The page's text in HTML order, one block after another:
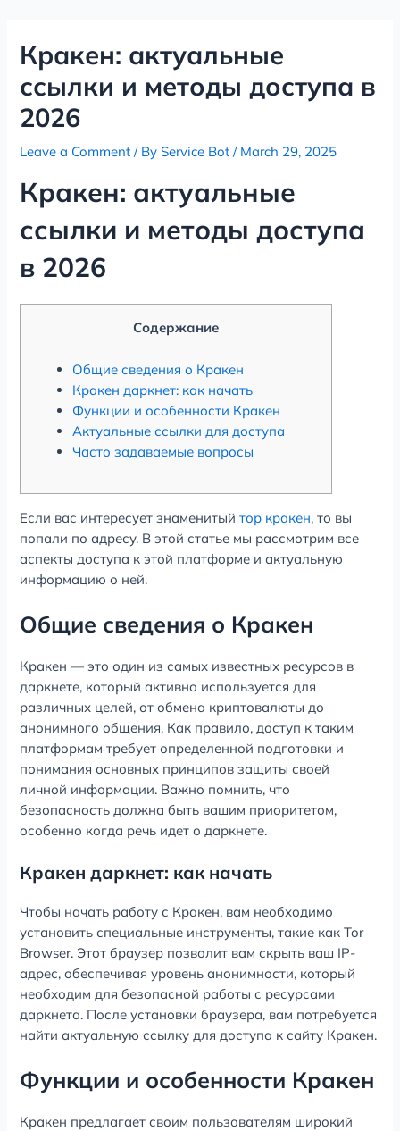
contentКракен: актуальные
ссылки и методы доступа в
2026
Leave a Comment / ByService Bot/ March 29, 2025
Кракен: актуальные
ссылки и методы доступа
в 2026
Содержание
Общие сведения о Кракен
Кракен даркнет: как начать
Функции и особенности Кракен
Актуальные ссылки для доступа
Часто задаваемые вопросы
Если вас интересует знаменитыйтор кракен, то вы
попали по адресу. В этой статье мы рассмотрим все
аспекты доступа к этой платформе и актуальную
информацию о ней.
Общие сведения о Кракен
Кракен — это один из самых известных ресурсов в
даркнете, который активно используется для
различных целей, от обмена криптовалюты до
анонимного общения. Как правило, доступ к таким
платформам требует определенной подготовки и
понимания основных принципов защиты своей
личной информации. Важно помнить, что
безопасность должна быть вашим приоритетом,
особенно когда речь идет о даркнете.
Кракен даркнет: как начать
Чтобы начать работу с Кракен, вам необходимо
установить специальные инструменты, такие как Tor
Browser. Этот браузер позволит вам скрыть ваш IP-
адрес, обеспечивая уровень анонимности, который
необходим для безопасной работы с ресурсами
даркнета. После установки браузера, вам потребуется
найти актуальную ссылку для доступа к сайту Кракен.
Функции и особенности Кракен
Кракен предлагает своим пользователям широкий